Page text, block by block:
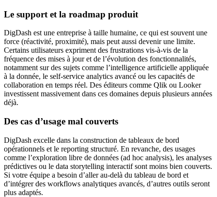
Le support et la roadmap produit
DigDash est une entreprise à taille humaine, ce qui est souvent une
force (réactivité, proximité), mais peut aussi devenir une limite.
Certains utilisateurs expriment des frustrations vis-à-vis de la
fréquence des mises à jour et de l’évolution des fonctionnalités,
notamment sur des sujets comme l’intelligence artificielle appliquée
à la donnée, le self-service analytics avancé ou les capacités de
collaboration en temps réel. Des éditeurs comme Qlik ou Looker
investissent massivement dans ces domaines depuis plusieurs années
déjà.
Des cas d’usage mal couverts
DigDash excelle dans la construction de tableaux de bord
opérationnels et le reporting structuré. En revanche, des usages
comme l’exploration libre de données (ad hoc analysis), les analyses
prédictives ou le data storytelling interactif sont moins bien couverts.
Si votre équipe a besoin d’aller au-delà du tableau de bord et
d’intégrer des workflows analytiques avancés, d’autres outils seront
plus adaptés.